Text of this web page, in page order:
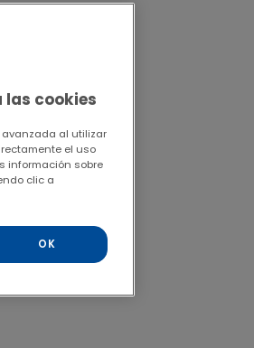
las cookies
al utilizar
el uso
información sobre
clic a
OK